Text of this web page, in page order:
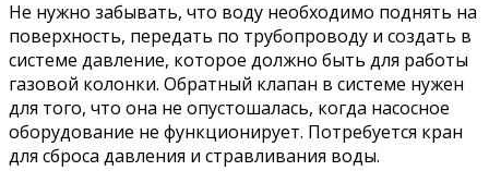
Не нужно забывать, что воду необходимо поднять на
поверхность, передать по трубопроводу и создать в
системе давление, которое должно быть для работы
газовой колонки. Обратный клапан в системе нужен
для того, что она не опустошалась, когда насосное
оборудование не функционирует. Потребуется кран
для сброса давления и стравливания воды.